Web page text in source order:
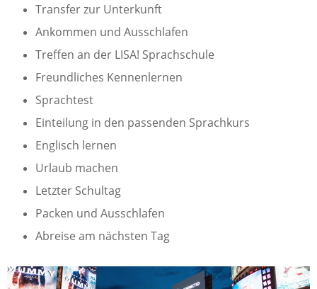
Transfer zur Unterkunft
Ankommen und Ausschlafen
Treffen an der LISA! Sprachschule
Freundliches Kennenlernen
Sprachtest
Einteilung in den passenden Sprachkurs
Englisch lernen
Urlaub machen
Letzter Schultag
Packen und Ausschlafen
Abreise am nächsten Tag